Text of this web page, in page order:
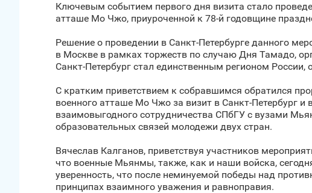
Ключевым событием первого дня визита стало
атташе Мо Чжо, приуроченной к 78-й годовщине
Решение о проведении в Санкт‑Петербурге данного
в Москве в рамках торжеств по случаю Дня Тамадо,
Санкт‑Петербург стал единственным регионом
С кратким приветствием к собравшимся обратился
военного атташе Мо Чжо за визит в Санкт‑Петербург
взаимовыгодного сотрудничества СПбГУ с вузами
образовательных связей молодежи двух стран.
Вячеслав Калганов, приветствуя участников
что военные Мьянмы, также, как и наши войска,
уверенность, что после неминуемой победы над
принципах взаимного уважения и равноправия.